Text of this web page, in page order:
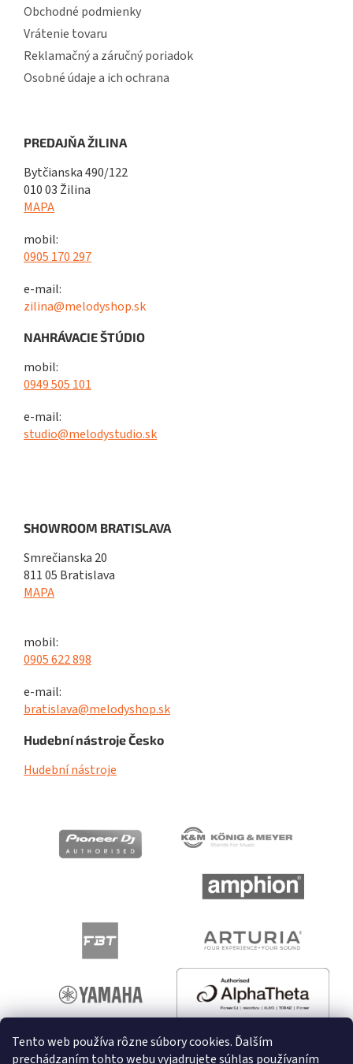
Tento web používa rôzne súbory cookies. Ďalším
prechádzaním tohto webu vyjadrujete súhlas používaním
Obchodné podmienky
Vrátenie tovaru
Reklamačný a záručný poriadok
Osobné údaje a ich ochrana
PREDAJŇA ŽILINA
Bytčianska 490/122
010 03 Žilina
MAPA
mobil:
0905 170 297
e-mail:
zilina@melodyshop.sk
NAHRÁVACIE ŠTÚDIO
mobil:
0949 505 101
e-mail:
studio@melodystudio.sk
SHOWROOM BRATISLAVA
Smrečianska 20
811 05 Bratislava
MAPA
mobil:
0905 622 898
e-mail:
bratislava@melodyshop.sk
Hudební nástroje Česko
Hudební nástroje